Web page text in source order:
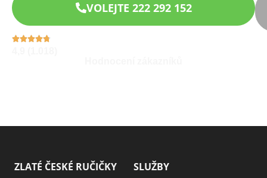
VOLEJTE 222 292 152
ZLATÉ ČESKÉ RUČIČKY SLUŽBY